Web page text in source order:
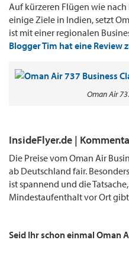
Auf kürzeren Flügen wie
einige Ziele in Indien, setzt
ist mit einer regionalen
Blogger Tim hat eine
Oman Air
InsideFlyer.de |
Die Preise vom Oman Air
ab Deutschland fair.
ist spannend und die
Mindestaufenthalt vor Ort
Seid Ihr schon einmal Oman